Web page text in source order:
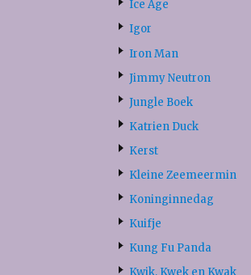
Ice Age
Igor
Iron Man
Jimmy Neutron
Jungle Boek
Katrien Duck
Kerst
Kleine Zeemeermin
Koninginnedag
Kuifje
Kung Fu Panda